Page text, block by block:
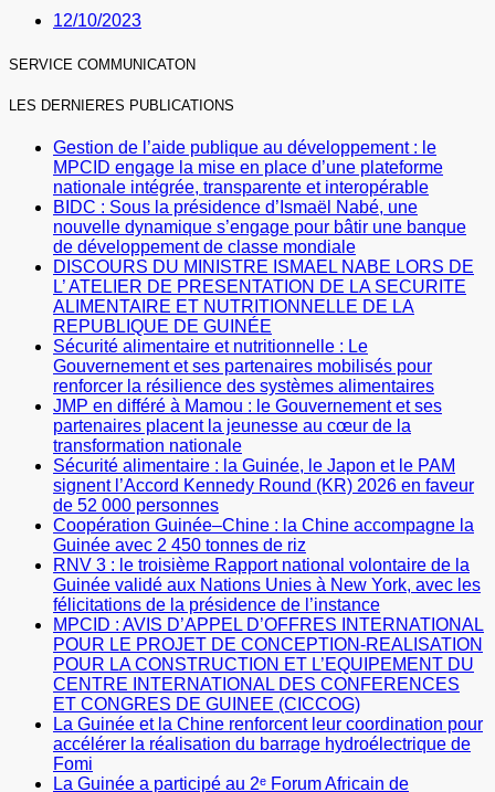
12/10/2023
SERVICE COMMUNICATON
LES DERNIERES PUBLICATIONS
Gestion de l’aide publique au développement : le
MPCID engage la mise en place d’une plateforme
nationale intégrée, transparente et interopérable
BIDC : Sous la présidence d’Ismaël Nabé, une
nouvelle dynamique s’engage pour bâtir une banque
de développement de classe mondiale
DISCOURS DU MINISTRE ISMAEL NABE LORS DE
L’ ATELIER DE PRESENTATION DE LA SECURITE
ALIMENTAIRE ET NUTRITIONNELLE DE LA
REPUBLIQUE DE GUINÉE
Sécurité alimentaire et nutritionnelle : Le
Gouvernement et ses partenaires mobilisés pour
renforcer la résilience des systèmes alimentaires
JMP en différé à Mamou : le Gouvernement et ses
partenaires placent la jeunesse au cœur de la
transformation nationale
Sécurité alimentaire : la Guinée, le Japon et le PAM
signent l’Accord Kennedy Round (KR) 2026 en faveur
de 52 000 personnes
Coopération Guinée–Chine : la Chine accompagne la
Guinée avec 2 450 tonnes de riz
RNV 3 : le troisième Rapport national volontaire de la
Guinée validé aux Nations Unies à New York, avec les
félicitations de la présidence de l’instance
MPCID : AVIS D’APPEL D’OFFRES INTERNATIONAL
POUR LE PROJET DE CONCEPTION-REALISATION
POUR LA CONSTRUCTION ET L’EQUIPEMENT DU
CENTRE INTERNATIONAL DES CONFERENCES
ET CONGRES DE GUINEE (CICCOG)
La Guinée et la Chine renforcent leur coordination pour
accélérer la réalisation du barrage hydroélectrique de
Fomi
La Guinée a participé au 2ᵉ Forum Africain de